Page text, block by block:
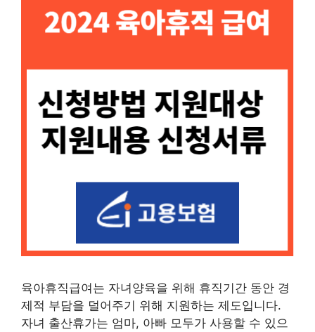
육아휴직급여는 자녀양육을 위해 휴직기간 동안 경
제적 부담을 덜어주기 위해 지원하는 제도입니다.
자녀 출산휴가는 엄마, 아빠 모두가 사용할 수 있으